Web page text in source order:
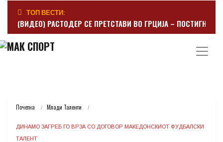
ТОП ВЕСТИ:
(ВИДЕО) РАСТОДЕР СЕ ПРЕТСТАВИ ВО ГРЦИЈА – ПОСТИГНА
Почетна Млади Таленти
ДИНАМО ЗАГРЕБ ГО ВРЗА СО ДОГОВОР МАКЕДОНСКИОТ ФУДБАЛСКИ
ТАЛЕНТ